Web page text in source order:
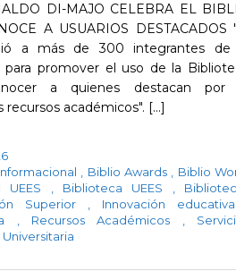
DI-MAJO CELEBRA EL
A USUARIOS DESTACADOS
a más de 300 integrantes de
para promover el uso de la
a quienes destacan por
académicos". [...]
Biblio Awards
Biblio
UEES Biblioteca UEES
Superior
Innovación
Recursos Académicos
Universitaria